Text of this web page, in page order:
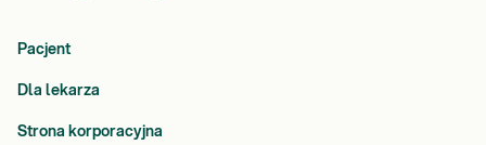
Pacjent
Dla lekarza
Strona korporacyjna